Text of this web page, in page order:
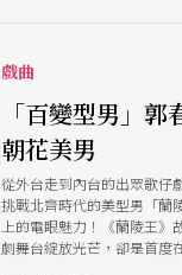
戲曲
「百變型男」
朝花美男
從外台走到內台的出眾歌仔
挑戰北齊時代的美型男「蘭
上的電眼魅力！《蘭陵王》
劇舞台綻放光芒，卻是首度